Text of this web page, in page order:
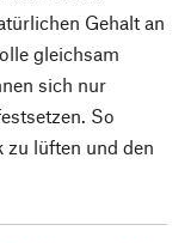
Gehalt an
gleichsam
sich nur
So
zu lüften und den